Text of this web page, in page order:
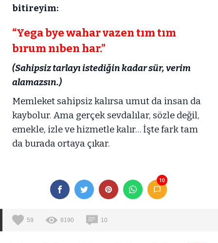
bitireyim:
“Yega bye wahar vazen tım tım
bırum nıben har.”
(Sahipsiz tarlayı istediğin kadar sür, verim
alamazsın.)
Memleket sahipsiz kalırsa umut da insan da
kaybolur. Ama gerçek sevdalılar, sözle değil,
emekle, izle ve hizmetle kalır… İşte fark tam
da burada ortaya çıkar.
10
59 8190 10